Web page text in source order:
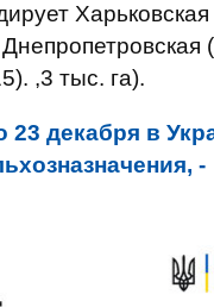
,3 тыс. га).
23 декабря в
-